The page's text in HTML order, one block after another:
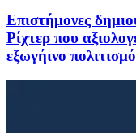
Επιστήμονες
Ρίχτερ που
εξωγήινο πολιτισμό